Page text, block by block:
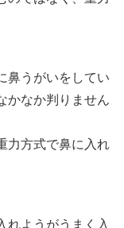
鼻うがいをしてい
かなか判りません
力方式で鼻に入れ
れようがうまく入